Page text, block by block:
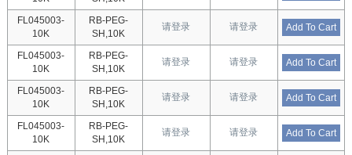
FL045003-
10K
RB-PEG-
SH,10K
请登录 请登录 Add To Cart
FL045003-
10K
RB-PEG-
SH,10K
请登录 请登录 Add To Cart
FL045003-
10K
RB-PEG-
SH,10K
请登录 请登录 Add To Cart
FL045003-
10K
RB-PEG-
SH,10K
请登录 请登录 Add To Cart